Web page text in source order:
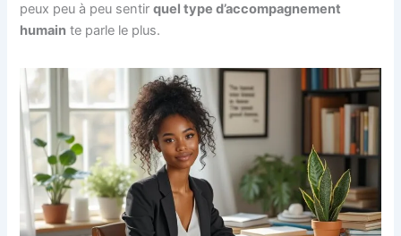
peux peu à peu sentirquel type d’accompagnement
humain te parle le plus.